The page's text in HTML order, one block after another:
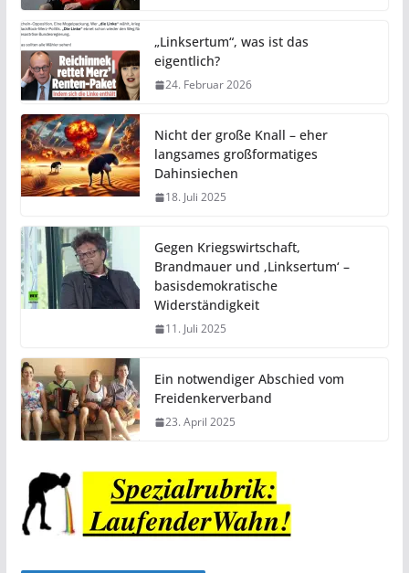
„Linksertum“, was ist das
eigentlich?
24. Februar 2026
Nicht der große Knall – eher
langsames großformatiges
Dahinsiechen
18. Juli 2025
Gegen Kriegswirtschaft,
Brandmauer und ‚Linksertum‘ –
basisdemokratische
Widerständigkeit
11. Juli 2025
Ein notwendiger Abschied vom
Freidenkerverband
23. April 2025